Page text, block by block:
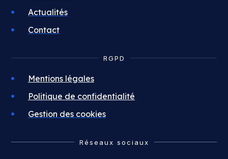
Actualités
Contact
RGPD
Mentions légales
Politique de confidentialité
Gestion des cookies
Réseaux sociaux